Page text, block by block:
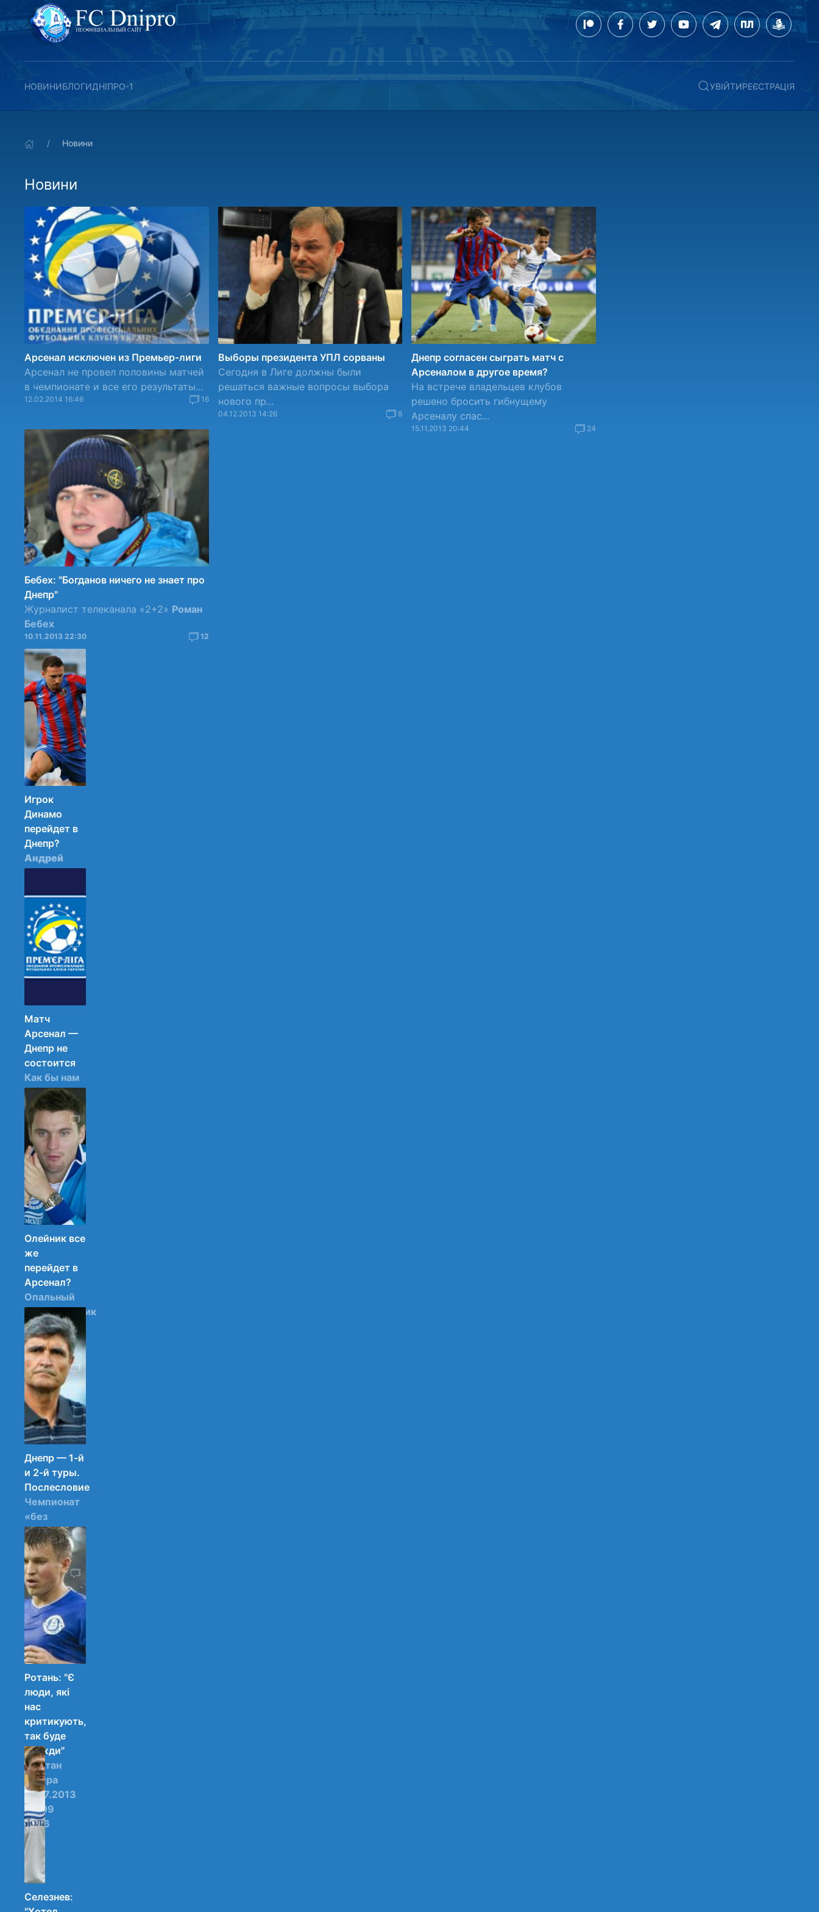
НОВИНИБЛОГИДНІПРО-1 УВІЙТИРЕЄСТРАЦІЯ
Новини
Новини
Арсенал исключен из Премьер-лиги
Арсенал не провел половины матчей
в чемпионате и все его результаты...
12.02.2014 16:46 16
Выборы президента УПЛ сорваны
Сегодня в Лиге должны были
решаться важные вопросы выбора
нового пр...
04.12.2013 14:26 8
Днепр согласен сыграть матч с
Арсеналом в другое время?
На встрече владельцев клубов
решено бросить гибнущему
Арсеналу спас...
15.11.2013 20:44 24
Бебех: "Богданов ничего не знает про
Днепр"
Журналист телеканала «2+2» Роман
Бебех
10.11.2013 22:30 12
Игрок
Динамо
перейдет в
Днепр?
Андрей
Богданов
пополнить
ряды
Днепра.
10.11.2013
13:55
37
Матч
Арсенал —
Днепр не
состоится
Как бы нам
этого не
хотелось.
08.11.2013
14:47
39
Олейник все
же
перейдет в
Арсенал?
Опальный
полузащитник
Днепра
покинет
команду.
18.08.2013
08:43
35
Днепр — 1-й
и 2-й туры.
Послесловие
Чемпионат
«без
особых
ожиданий»
стартовал.
21.07.2013
21:30
Ротань: "Є
люди, які
нас
критикують,
так буде
завжди"
Капітан
Дніпра
17.07.2013
08:09
46
Селезнев: